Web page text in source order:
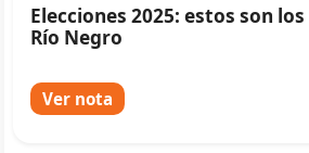
Elecciones 2025: estos son
Río Negro
Ver nota